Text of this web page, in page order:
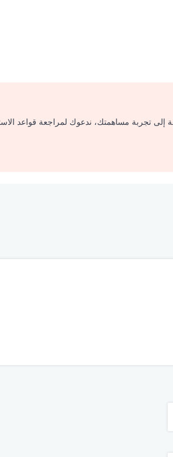
إلى تجربة مساهمتك، ندعوك لمراجعة قواعد